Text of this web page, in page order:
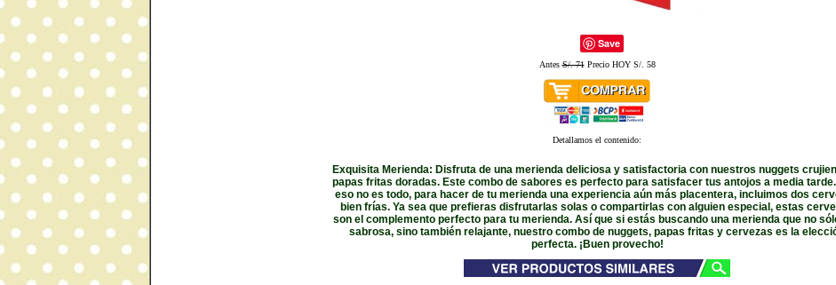
Save
AntesS/. 71Precio HOY S/. 58
Detallamos el contenido:
Exquisita Merienda: Disfruta de una merienda deliciosa y satisfactoria con nuestros nuggets
papas fritas doradas. Este combo de sabores es perfecto para satisfacer tus antojos a media
eso no es todo, para hacer de tu merienda una experiencia aún más placentera, incluimos dos
bien frías. Ya sea que prefieras disfrutarlas solas o compartirlas con alguien especial, estas
son el complemento perfecto para tu merienda. Así que si estás buscando una merienda que no
sabrosa, sino también relajante, nuestro combo de nuggets, papas fritas y cervezas es la
perfecta. ¡Buen provecho!